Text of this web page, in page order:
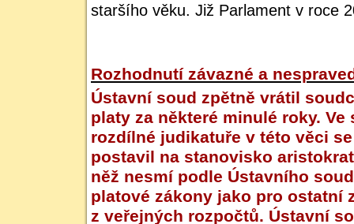
staršího věku. Již Parlament v roce
Rozhodnutí závazné a
Ústavní soud zpětně vrátil
platy za některé minulé roky. Ve
rozdílné judikatuře v této věci
postavil na stanovisko
něž nesmí podle Ústavního
platové zákony jako pro ostatní
z veřejných rozpočtů. Ústavní